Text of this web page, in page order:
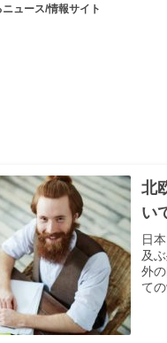
ュース/情報サイト
北
い
日
及
外
て